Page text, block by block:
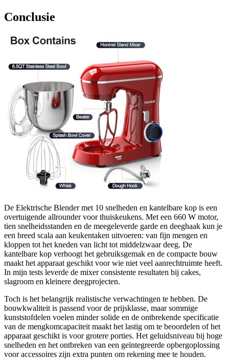
Conclusie
De Elektrische Blender met 10 snelheden en kantelbare kop is een
overtuigende allrounder voor thuiskeukens. Met een 660 W motor,
tien snelheidsstanden en de meegeleverde garde en deeghaak kun je
een breed scala aan keukentaken uitvoeren: van fijn mengen en
kloppen tot het kneden van licht tot middelzwaar deeg. De
kantelbare kop verhoogt het gebruiksgemak en de compacte bouw
maakt het apparaat geschikt voor wie niet veel aanrechtruimte heeft.
In mijn tests leverde de mixer consistente resultaten bij cakes,
slagroom en kleinere deegprojecten.
Toch is het belangrijk realistische verwachtingen te hebben. De
bouwkwaliteit is passend voor de prijsklasse, maar sommige
kunststofdelen voelen minder solide en de ontbrekende specificatie
van de mengkomcapaciteit maakt het lastig om te beoordelen of het
apparaat geschikt is voor grotere porties. Het geluidsniveau bij hoge
snelheden en het ontbreken van een geïntegreerde opbergoplossing
voor accessoires zijn extra punten om rekening mee te houden.